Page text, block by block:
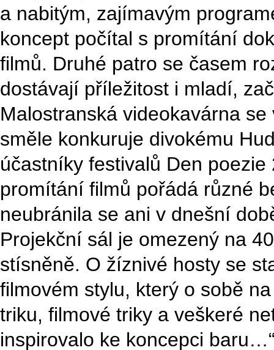
a nabitým, zajímavým
koncept počítal s promítání
filmů. Druhé patro se časem
dostávají příležitost i mladí,
Malostranská videokavárna
směle konkuruje divokému
účastníky festivalů Den
promítání filmů pořádá různé
neubránila se ani v dnešní
Projekční sál je omezený na
stísněně. O žíznivé hosty se
filmovém stylu, který o sobě
triku, filmové triky a veškeré
inspirovalo ke koncepci